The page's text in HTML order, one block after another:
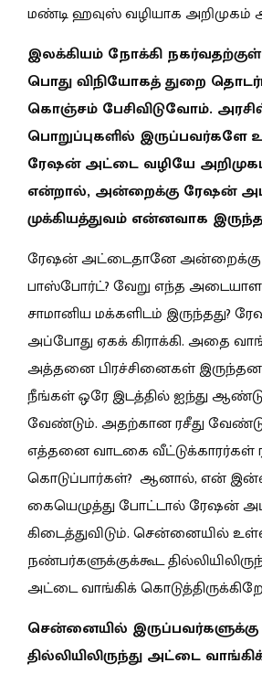
மண்டி ஹவுஸ் வழியாக அறிமுகம்
இலக்கியம் நோக்கி
பொது விநியோகத் துறை
கொஞ்சம் பேசிவிடுவோம்.
பொறுப்புகளில் இருப்பவர்களே
ரேஷன் அட்டை வழியே
என்றால், அன்றைக்கு ரேஷன்
முக்கியத்துவம் என்னவாக
ரேஷன் அட்டைதானே அன்றைக்கு
பாஸ்போர்ட்? வேறு எந்த
சாமானிய மக்களிடம் இருந்தது?
அப்போது ஏகக் கிராக்கி. அதை
அத்தனை பிரச்சினைகள்
நீங்கள் ஒரே இடத்தில் ஐந்து
வேண்டும். அதற்கான ரசீது
எத்தனை வாடகை வீட்டுக்காரர்கள்
கொடுப்பார்கள்? ஆனால், என்
கையெழுத்து போட்டால் ரேஷன்
கிடைத்துவிடும். சென்னையில்
நண்பர்களுக்குக்கூட
அட்டை வாங்கிக்
சென்னையில் இருப்பவர்களுக்கு
தில்லியிலிருந்து அட்டை